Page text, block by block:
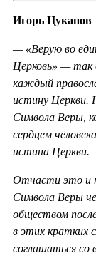
Игорь Цуканов
— «Верую во
Церковь» — так
каждый
истину Церкви.
Символа Веры,
сердцем
истина Церкви.
Отчасти это и
Символа Веры
обществом
в этих кратких
соглашаться со